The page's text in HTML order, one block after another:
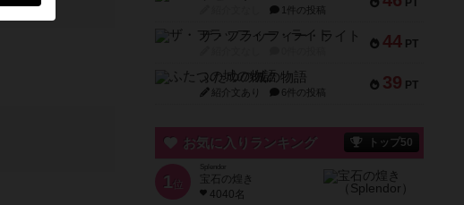
PT
1件の投稿
44 PT
ザ・フラッフィー・ライト
39 PT
ふたつの城の物語
紹介文あり 6件の投稿
お気に入りランキング トップ50
1 位
宝石の煌き
4040名